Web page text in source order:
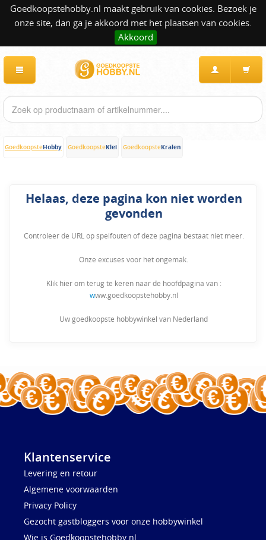
Goedkoopstehobby.nl maakt gebruik van cookies. Bezoek je
onze site, dan ga je akkoord met het plaatsen van cookies.
Akkoord
GoedkoopsteHobby GoedkoopsteKlei GoedkoopsteKralen
Helaas, deze pagina kon niet worden
gevonden
Controleer de URL op spelfouten of deze pagina bestaat niet meer.
Onze excuses voor het ongemak.
Klik hier om terug te keren naar de hoofdpagina van :
www.goedkoopstehobby.nl
Uw goedkoopste hobbywinkel van Nederland
Klantenservice
Levering en retour
Algemene voorwaarden
Privacy Policy
Gezocht gastbloggers voor onze hobbywinkel
Wie is Goedkoopstehobby.nl